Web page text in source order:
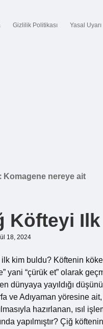
Gizlilik Politikası Yasal Uyarı
Komagene nereye ait
Köfteyi
18, 2024
ilk kim buldu? Köftenin
yani “çürük et” olarak
dünyaya yayıldığı
ve Adıyaman yöresine
hazırlanan, ısıl
yapılmıştır? Çiğ